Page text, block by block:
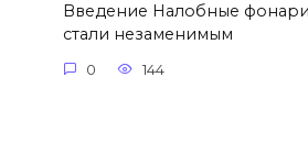
Введение Налобные
стали незаменимым
0 144